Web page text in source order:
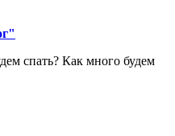
спать? Как много будем